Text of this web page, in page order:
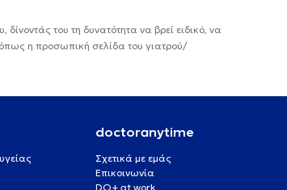
του τη δυνατότητα να βρεί ειδικό, να
η προσωπική σελίδα του γιατρού/
doctoranytime
Σχετικά με εμάς
Επικοινωνία
DO+ at work